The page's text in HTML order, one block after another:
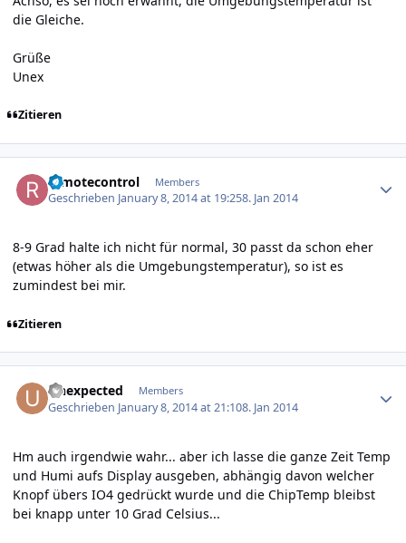
die Gleiche.
Grüße
Unex
Zitieren
remotecontrol Members
Geschrieben January 8, 2014 at 19:258. Jan 2014
8-9 Grad halte ich nicht für normal, 30 passt da schon eher
(etwas höher als die Umgebungstemperatur), so ist es
zumindest bei mir.
Zitieren
Unexpected Members
Geschrieben January 8, 2014 at 21:108. Jan 2014
Hm auch irgendwie wahr... aber ich lasse die ganze Zeit Temp
und Humi aufs Display ausgeben, abhängig davon welcher
Knopf übers IO4 gedrückt wurde und die ChipTemp bleibst
bei knapp unter 10 Grad Celsius...